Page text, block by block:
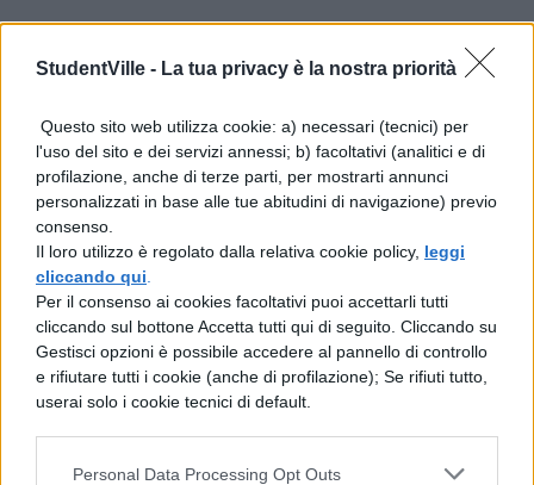
StudentVille - La tua privacy è la nostra priorità
Questo sito web utilizza cookie: a) necessari (tecnici) per
l'uso del sito e dei servizi annessi; b) facoltativi (analitici e di
profilazione, anche di terze parti, per mostrarti annunci
personalizzati in base alle tue abitudini di navigazione) previo
consenso.
Il loro utilizzo è regolato dalla relativa cookie policy, leggi
cliccando qui
Per il consenso ai cookies facoltativi puoi accettarli tutti
cliccando sul bottone Accetta tutti qui di seguito. Cliccando su
Gestisci opzioni è possibile accedere al pannello di controllo
e rifiutare tutti i cookie (anche di profilazione); Se rifiuti tutto,
userai solo i cookie tecnici di default.
Personal Data Processing Opt Outs
TEMI DI ATTUALITÀ
TV OPPURE NO?
TEMI DI ATTUALITÀ
Immigrati clandestini - una ferita sociale
TEMI DI ATTUALITÀ
Soluzioni del problema
dell'immigrazione in Italia